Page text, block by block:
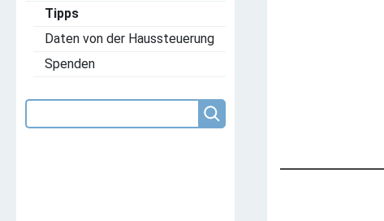
Tipps
Daten von der Haussteuerung
Spenden